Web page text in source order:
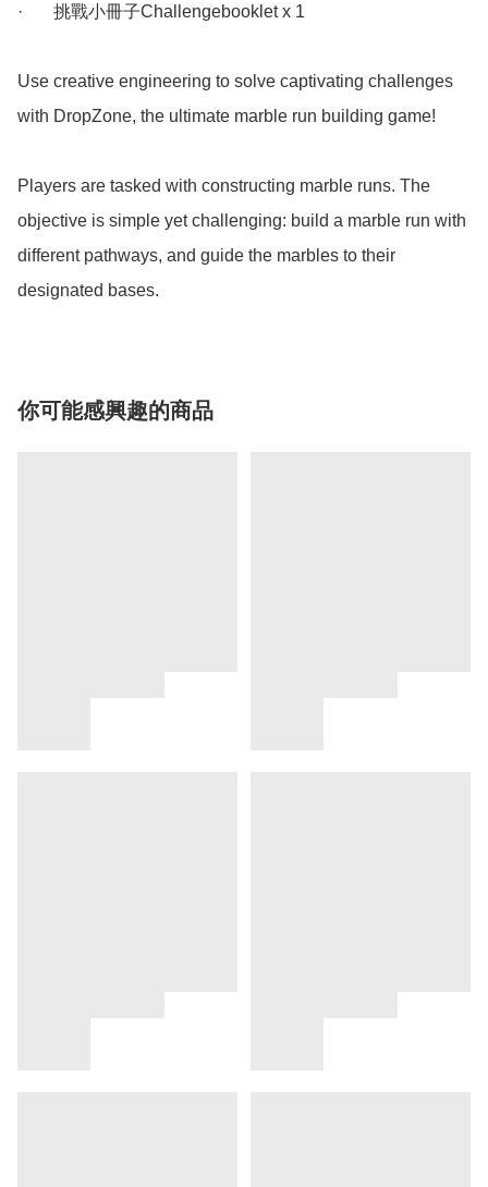
·       挑戰小冊子Challengebooklet x 1
Use creative engineering to solve captivating challenges
with DropZone, the ultimate marble run building game!
Players are tasked with constructing marble runs. The
objective is simple yet challenging: build a marble run with
different pathways, and guide the marbles to their
designated bases.
你可能感興趣的商品